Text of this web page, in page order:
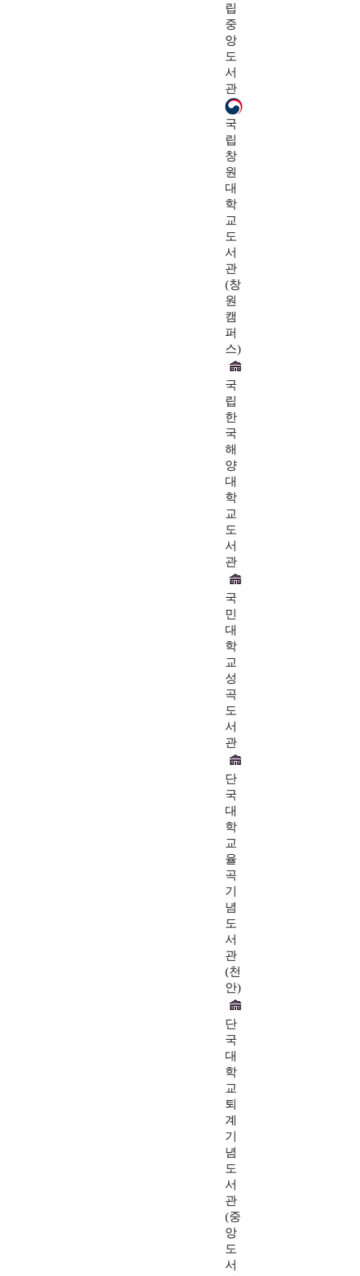
립
중
앙
도
서
관
국
립
창
원
대
학
교
도
서
관
(창
원
캠
퍼
스)
국
립
한
국
해
양
대
학
교
도
서
관
국
민
대
학
교
성
곡
도
서
관
단
국
대
학
교
율
곡
기
념
도
서
관
(천
안)
단
국
대
학
교
퇴
계
기
념
도
서
관
(중
앙
도
서